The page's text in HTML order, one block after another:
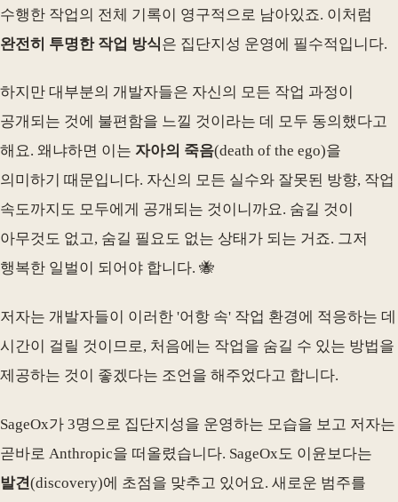
수행한 작업의 전체 기록이 영구적으로 남아있죠. 이처럼
완전히 투명한 작업 방식은 집단지성 운영에 필수적입니다.
하지만 대부분의 개발자들은 자신의 모든 작업 과정이
공개되는 것에 불편함을 느낄 것이라는 데 모두 동의했다고
해요. 왜냐하면 이는 자아의 죽음(death of the ego)을
의미하기 때문입니다. 자신의 모든 실수와 잘못된 방향, 작업
속도까지도 모두에게 공개되는 것이니까요. 숨길 것이
아무것도 없고, 숨길 필요도 없는 상태가 되는 거죠. 그저
행복한 일벌이 되어야 합니다. 🐝
저자는 개발자들이 이러한 '어항 속' 작업 환경에 적응하는 데
시간이 걸릴 것이므로, 처음에는 작업을 숨길 수 있는 방법을
제공하는 것이 좋겠다는 조언을 해주었다고 합니다.
SageOx가 3명으로 집단지성을 운영하는 모습을 보고 저자는
곧바로 Anthropic을 떠올렸습니다. SageOx도 이윤보다는
발견 (discovery)에 초점을 맞추고 있어요. 새로운 범주를